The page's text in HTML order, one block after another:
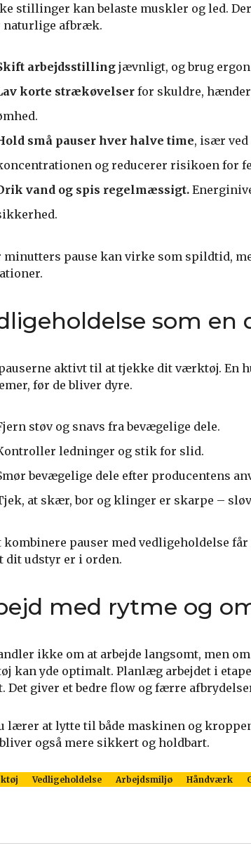
stillinger kan belaste muskler og led.
naturlige afbræk.
arbejdsstillingjævnligt, og brug
korte strækøvelserfor skuldre, hænder
små pauser hver halve time, især
og reducerer risikoen for
vand og spis regelmæssigt.
minutters pause kan virke som spildtid,
som en
aktivt til at tjekke dit værktøj. En
før de bliver dyre.
støv og snavs fra bevægelige dele.
ledninger og stik for slid.
bevægelige dele efter producentens
at skær, bor og klinger er skarpe –
kombinere pauser med vedligeholdelse
dit udstyr er i orden.
med rytme og
ikke om at arbejde langsomt, men
kan yde optimalt. Planlæg arbejdet i
Det giver et bedre flow og færre
lærer at lytte til både maskinen og
også mere sikkert og holdbart.
Vedligeholdelse Arbejdsmiljø Håndværk